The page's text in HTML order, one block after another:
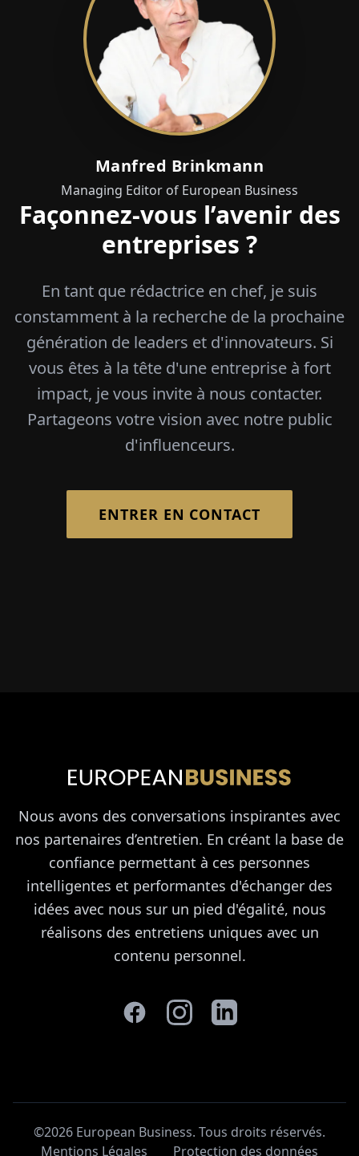
Manfred Brinkmann
Managing Editor of European Business
Façonnez-vous l’avenir des
entreprises ?
En tant que rédactrice en chef, je suis
constamment à la recherche de la prochaine
génération de leaders et d'innovateurs. Si
vous êtes à la tête d'une entreprise à fort
impact, je vous invite à nous contacter.
Partageons votre vision avec notre public
d'influenceurs.
ENTRER EN CONTACT
Nous avons des conversations inspirantes avec
nos partenaires d’entretien. En créant la base de
confiance permettant à ces personnes
intelligentes et performantes d'échanger des
idées avec nous sur un pied d'égalité, nous
réalisons des entretiens uniques avec un
contenu personnel.
©2026 European Business. Tous droits réservés.
Mentions Légales
Protection des données